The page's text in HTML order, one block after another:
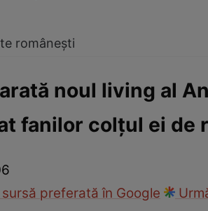
românești
noul living al
fanilor colțul ei de
preferată în Google